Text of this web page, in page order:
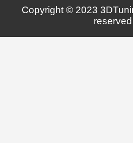
Copyright © 2023
reserved